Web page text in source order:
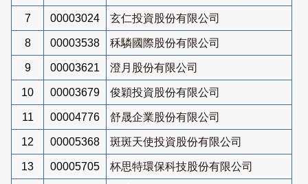
7 00003024 玄仁投資股份有限公司
8 00003538 秝驎國際股份有限公司
9 00003621 澄月股份有限公司
10 00003679 俊穎投資股份有限公司
11 00004776 舒晟企業股份有限公司
12 00005368 斑斑天使投資股份有限公司
13 00005705 杯思特環保科技股份有限公司